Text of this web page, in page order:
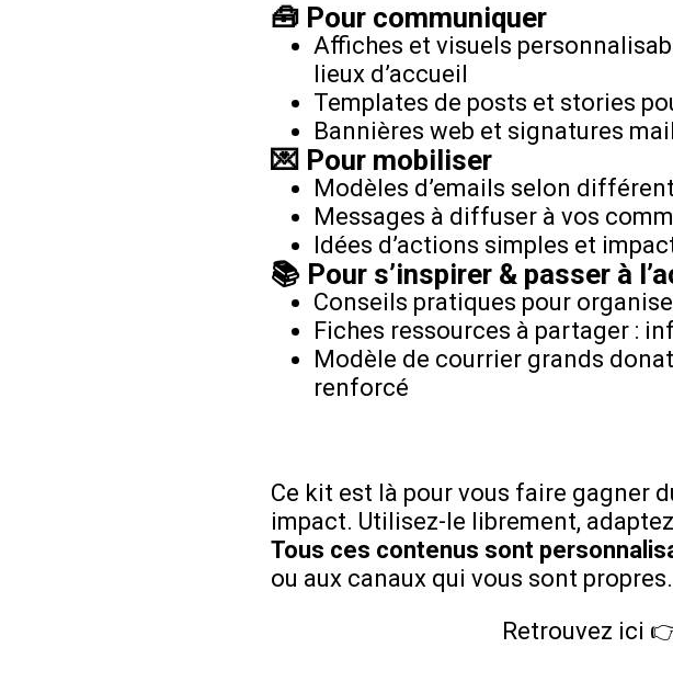
🧰 Pour communiquer
Affiches et visuels
lieux d’accueil
Templates de posts et stories
Bannières web et signatures
💌 Pour mobiliser
Modèles d’emails selon
Messages à diffuser à vos
Idées d’actions simples et
📚 Pour s’inspirer & passer à
Conseils pratiques pour
Fiches ressources à partager :
Modèle de courrier grands
renforcé
Ce kit est là pour vous faire gagner
impact. Utilisez-le librement,
Tous ces contenus sont
ou aux canaux qui vous sont propres.
Retrouvez ici